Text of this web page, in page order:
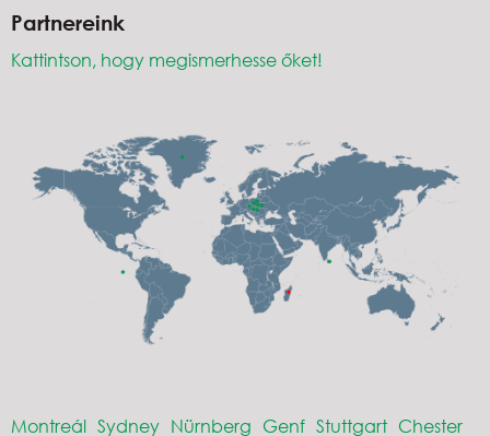
Partnereink
Kattintson, hogy megismerhesse őket!
Montreál Sydney Nürnberg Genf Stuttgart Chester